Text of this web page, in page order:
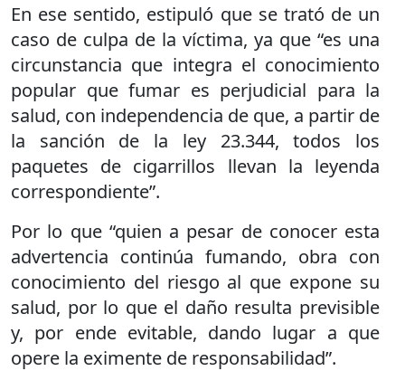
En ese sentido, estipuló que se trató de un
caso de culpa de la víctima, ya que “es una
circunstancia que integra el conocimiento
popular que fumar es perjudicial para la
salud, con independencia de que, a partir de
la sanción de la ley 23.344, todos los
paquetes de cigarrillos llevan la leyenda
correspondiente”.
Por lo que “quien a pesar de conocer esta
advertencia continúa fumando, obra con
conocimiento del riesgo al que expone su
salud, por lo que el daño resulta previsible
y, por ende evitable, dando lugar a que
opere la eximente de responsabilidad”.